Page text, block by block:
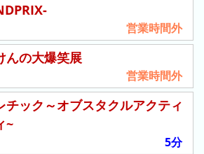
営業時間外
んの大爆笑展
営業時間外
チック～オブスタクルアクティ
~
5分